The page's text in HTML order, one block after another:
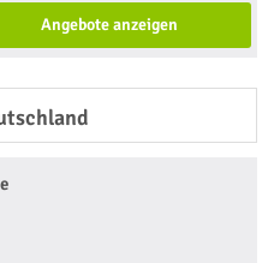
Angebote anzeigen